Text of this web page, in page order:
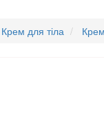
Крем для тіла